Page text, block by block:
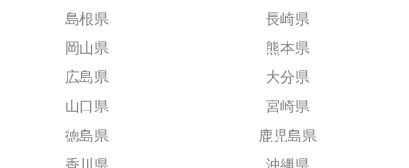
島根県
岡山県
広島県
山口県
徳島県
長崎県
熊本県
大分県
宮崎県
鹿児島県